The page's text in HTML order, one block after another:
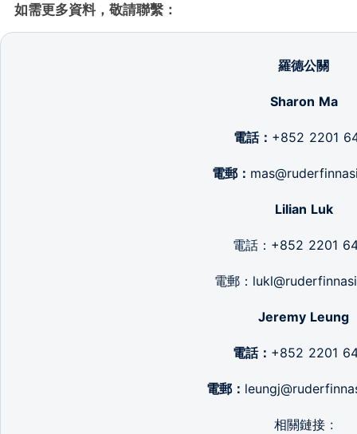
如需更多資料，敬請聯繫：
羅德公關
Sharon Ma
電話： +852 2201
電郵：
Lilian Luk
電話：+852 2201
電郵：
Jeremy Leung
電話： +852 2201
電郵：
相關鏈接 :